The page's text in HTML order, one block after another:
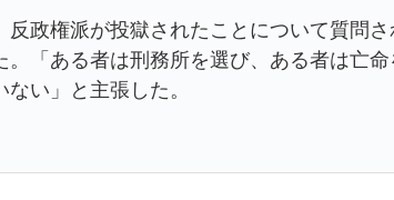
政権派が投獄されたことについて質問さ
「ある者は刑務所を選び、ある者は亡命
い」と主張した。